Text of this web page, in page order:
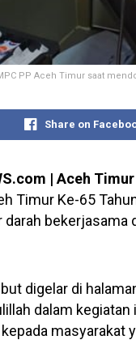
PP Aceh Timur saat
Share on
| Aceh
Timur Ke-65
darah bekerjasama
digelar di
dalam
masyarakat